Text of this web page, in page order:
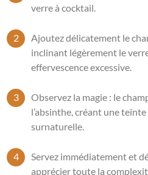
verre à cocktail.
Ajoutez délicatement le
inclinant légèrement le
effervescence excessive.
Observez la magie : le
l’absinthe, créant une
surnaturelle.
Servez immédiatement et
apprécier toute la